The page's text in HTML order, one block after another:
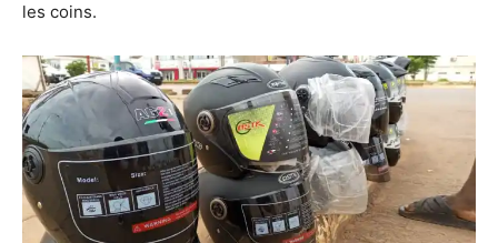
les coins.